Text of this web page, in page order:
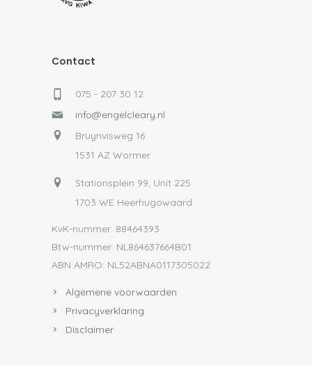
Contact
075 - 207 30 12
info@engelcleary.nl
Bruynvisweg 16
1531 AZ Wormer
Stationsplein 99, Unit 225
1703 WE Heerhugowaard
KvK-nummer: 88464393
Btw-nummer: NL864637664B01
ABN AMRO: NL52ABNA0117305022
Algemene voorwaarden
Privacyverklaring
Disclaimer